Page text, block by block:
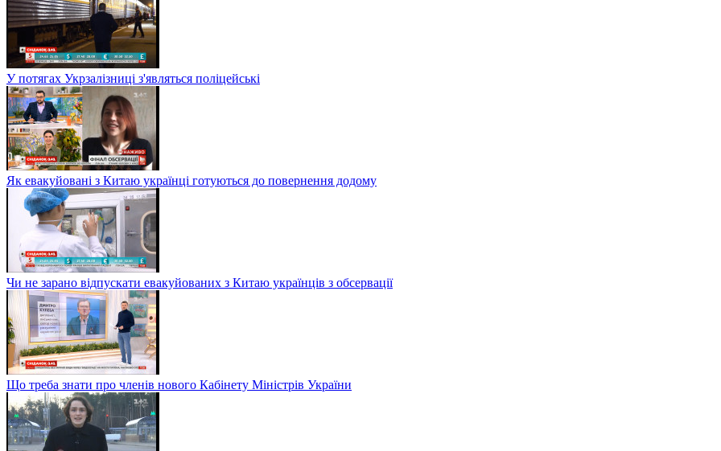
У потягах Укрзалізниці з'являться поліцейські
Як евакуйовані з Китаю українці готуються до повернення додому
Чи не зарано відпускати евакуйованих з Китаю українців з обсервації
Що треба знати про членів нового Кабінету Міністрів України